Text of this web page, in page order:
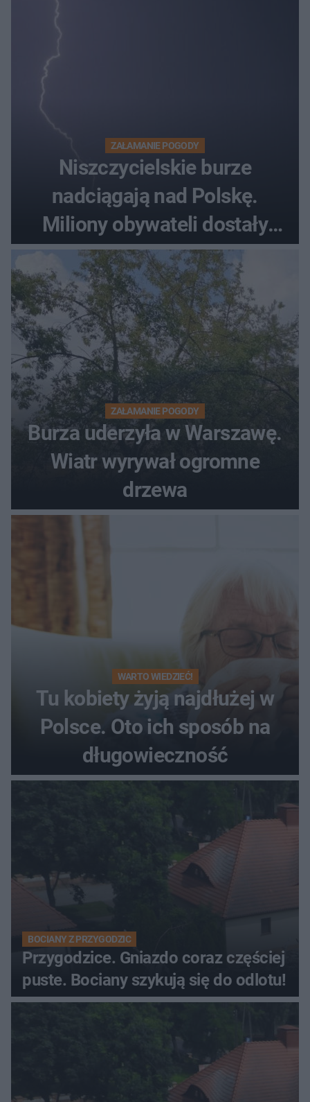
ZAŁAMANIE POGODY
Niszczycielskie burze
nadciągają nad Polskę.
Miliony obywateli dostały
wiadomości z pilnym
ostrzeżeniem
ZAŁAMANIE POGODY
Burza uderzyła w Warszawę.
Wiatr wyrywał ogromne
drzewa
WARTO WIEDZIEĆ!
Tu kobiety żyją najdłużej w
Polsce. Oto ich sposób na
długowieczność
BOCIANY Z PRZYGODZIC
Przygodzice. Gniazdo coraz częściej
puste. Bociany szykują się do odlotu!